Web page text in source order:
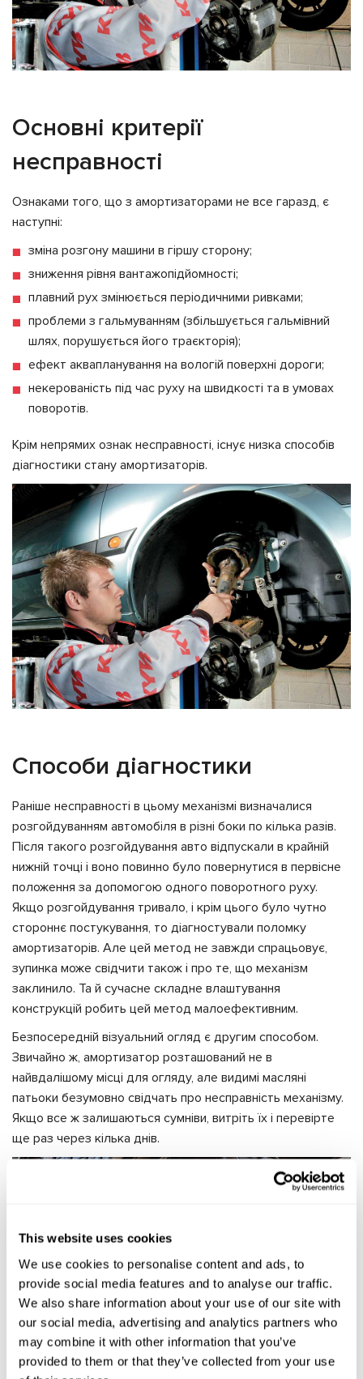
This website uses cookies
We use cookies to personalise content and ads, to
provide social media features and to analyse our traffic.
We also share information about your use of our site with
our social media, advertising and analytics partners who
may combine it with other information that you’ve
provided to them or that they’ve collected from your use
Основні критерії
несправності
Ознаками того, що з амортизаторами не все гаразд, є
наступні:
зміна розгону машини в гіршу сторону;
зниження рівня вантажопідйомності;
плавний рух змінюється періодичними ривками;
проблеми з гальмуванням (збільшується гальмівний
шлях, порушується його траєкторія);
ефект аквапланування на вологій поверхні дороги;
некерованість під час руху на швидкості та в умовах
поворотів.
Крім непрямих ознак несправності, існує низка способів
діагностики стану амортизаторів.
Способи діагностики
Раніше несправності в цьому механізмі визначалися
розгойдуванням автомобіля в різні боки по кілька разів.
Після такого розгойдування авто відпускали в крайній
нижній точці і воно повинно було повернутися в первісне
положення за допомогою одного поворотного руху.
Якщо розгойдування тривало, і крім цього було чутно
стороннє постукування, то діагностували поломку
амортизаторів. Але цей метод не завжди спрацьовує,
зупинка може свідчити також і про те, що механізм
заклинило. Та й сучасне складне влаштування
конструкцій робить цей метод малоефективним.
Безпосередній візуальний огляд є другим способом.
Звичайно ж, амортизатор розташований не в
найвдалішому місці для огляду, але видимі масляні
патьоки безумовно свідчать про несправність механізму.
Якщо все ж залишаються сумніви, витріть їх і перевірте
ще раз через кілька днів.